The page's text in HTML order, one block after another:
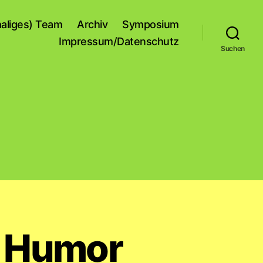
Team Archiv
Symposium
Impressum/Datenschutz
Suchen
Humor